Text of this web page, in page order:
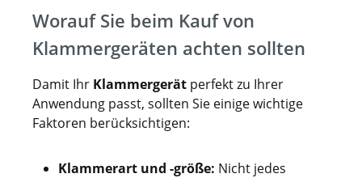
Worauf Sie beim Kauf von
Klammergeräten achten sollten
Damit Ihr Klammergerät perfekt zu Ihrer
Anwendung passt, sollten Sie einige wichtige
Faktoren berücksichtigen:
Klammerart und -größe: Nicht jedes